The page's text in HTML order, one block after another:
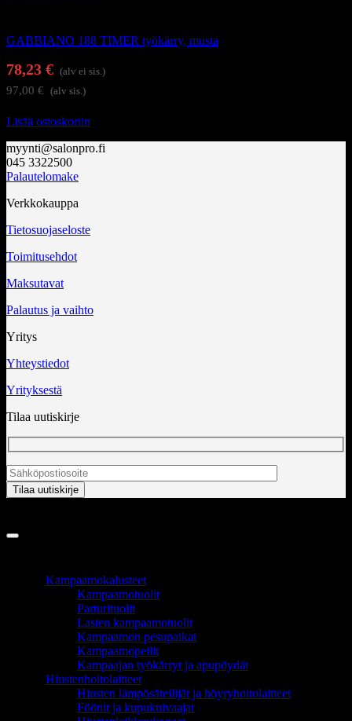
GABBIANO 188 TIMER työkärry, musta
78,23 € (alv ei sis.)
97,00 € (alv sis.)
Lisää ostoskoriin
myynti@salonpro.fi
045 3322500
Palautelomake
Verkkokauppa
Tietosuojaseloste
Toimitusehdot
Maksutavat
Palautus ja vaihto
Yritys
Yhteystiedot
Yrityksestä
Tilaa uutiskirje
Kampaamokalusteet
Kampaamotuolit
Parturituolit
Lasten kampaamotuolit
Kampaamon pesupaikat
Kampaamopeilit
Kampaajan työkärryt ja apupöydät
Hiustenhoitolaitteet
Hiusten lämpösäteilijät ja höyryhoitolaitteet
Föönit ja kupukuivaajat